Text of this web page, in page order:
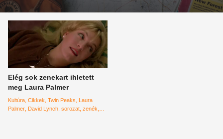
Elég sok zenekart ihletett
meg Laura Palmer
Kultúra Cikkek Twin Peaks
Laura
Palmer David Lynch sorozat zenék